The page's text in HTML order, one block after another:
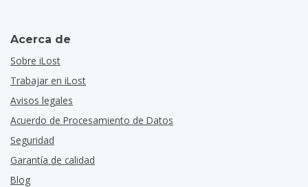
Acerca de
Sobre iLost
Trabajar en iLost
Avisos legales
Acuerdo de Procesamiento de Datos
Seguridad
Garantía de calidad
Blog